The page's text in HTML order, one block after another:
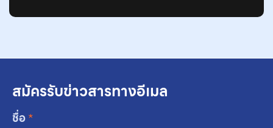
สมัครรับข่าวสารทางอีเมล
ชื่อ*